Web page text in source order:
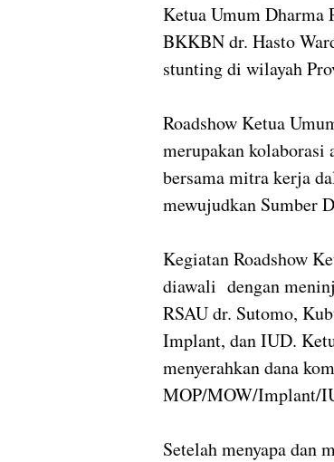
Ketua Umum Dharma
BKKBN dr. Hasto
stunting di wilayah
Roadshow Ketua
merupakan
bersama mitra kerja
mewujudkan Sumber
Kegiatan Roadshow
diawali dengan
RSAU dr. Sutomo,
Implant, dan IUD.
menyerahkan dana
MOP/MOW/Implant/
Setelah menyapa dan